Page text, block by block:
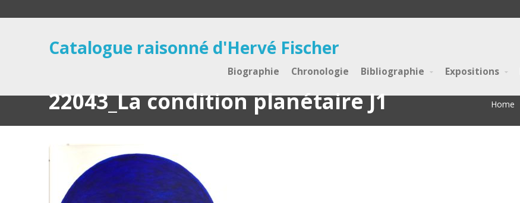
Catalogue raisonné d'Hervé Fischer
Biographie Chronologie Bibliographie Expositions
22043_La condition planétaire J1 Home